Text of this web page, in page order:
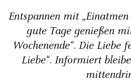
Entspannen mit
gute Tage genießen
Wochenende“. Die Liebe
Liebe“. Informiert